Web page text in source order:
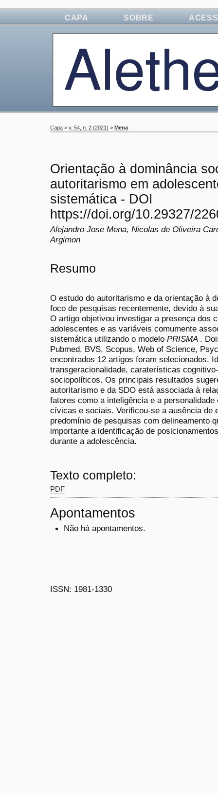
CAPA SOBRE
Capa > v. 54, n. 2 (2021) > Mena
Orientação à dominância
autoritarismo em
sistemática - DOI
https://doi.org/10.29327/
Alejandro Jose Mena, Nicolas de Oliveira
Argimon
Resumo
O estudo do autoritarismo e da orientação à
foco de pesquisas recentemente, devido à
O artigo objetivou investigar a presença dos
adolescentes e as variáveis comumente
sistemática utilizando o modelo PRISMA .
Pubmed, BVS, Scopus, Web of Science,
encontrados 12 artigos foram selecionados.
transgeracionalidade, caraterísticas
sociopolíticos. Os principais resultados
autoritarismo e da SDO está associada à
fatores como a inteligência e a
cívicas e sociais. Verificou-se a ausência de
predomínio de pesquisas com delineamento
importante a identificação de
durante a adolescência.
Texto completo:
PDF
Apontamentos
Não há apontamentos.
ISSN: 1981-1330